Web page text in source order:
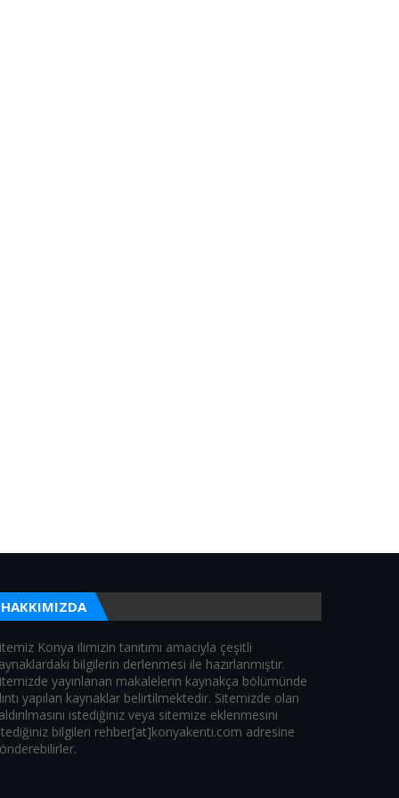
HAKKIMIZDA
Konya ilimizin tanıtımı amacıyla çeşitli
bilgilerin derlenmesi ile hazırlanmıştır.
yayınlanan makalelerin kaynakça bölümünde
yapılan kaynaklar belirtilmektedir. Sitemizde olan
istediğiniz veya sitemize eklenmesini
bilgileri rehber[at]konyakenti.com adresine